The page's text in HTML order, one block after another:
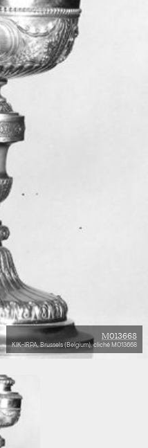
M013668
KIK-IRPA, Brussels (Belgium), cliché M013668